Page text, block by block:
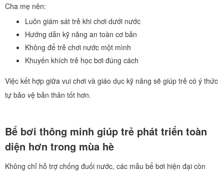
Cha mẹ nên:
Luôn giám sát trẻ khi chơi dưới nước
Hướng dẫn kỹ năng an toàn cơ bản
Không để trẻ chơi nước một mình
Khuyến khích trẻ học bơi đúng cách
Việc kết hợp giữa vui chơi và giáo dục kỹ năng sẽ giúp trẻ có ý thức
tự bảo vệ bản thân tốt hơn.
Bể bơi thông minh giúp trẻ phát triển toàn
diện hơn trong mùa hè
Không chỉ hỗ trợ chống đuối nước, các mẫu bể bơi hiện đại còn